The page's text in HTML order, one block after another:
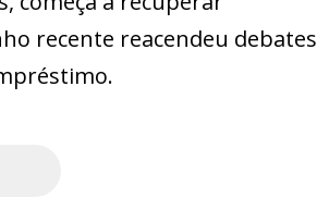
recente reacendeu debates